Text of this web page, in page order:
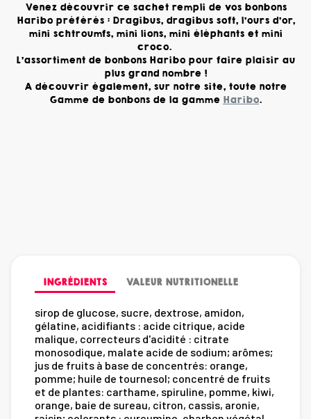
Venez découvrir ce sachet rempli de vos bonbons
Haribo préférés : Dragibus, dragibus soft, l'ours d'or,
mini schtroumfs, mini lions, mini éléphants et mini
croco.
L'assortiment de bonbons Haribo pour faire plaisir au
plus grand nombre !
A découvrir également, sur notre site, toute notre
Gamme de bonbons de la gamme Haribo.
INGRÉDIENTS VALEUR NUTRITIONELLE
sirop de glucose, sucre, dextrose, amidon,
gélatine, acidifiants : acide citrique, acide
malique, correcteurs d'acidité : citrate
monosodique, malate acide de sodium; arômes;
jus de fruits à base de concentrés: orange,
pomme; huile de tournesol; concentré de fruits
et de plantes: carthame, spiruline, pomme, kiwi,
orange, baie de sureau, citron, cassis, aronie,